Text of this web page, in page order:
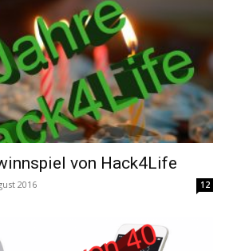
von Hack4Life
2016 12